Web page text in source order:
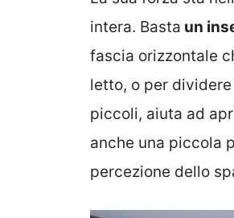
intera. Basta un
fascia orizzontale
letto, o per
piccoli, aiuta ad
anche una piccola
percezione dello